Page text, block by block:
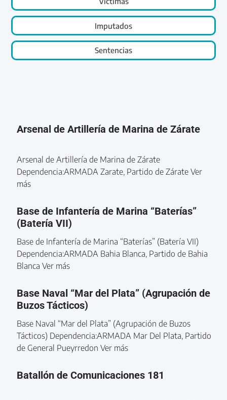
Imputados
Sentencias
Arsenal de Artillería de Marina de Zárate
Arsenal de Artillería de Marina de Zárate
Dependencia:ARMADA Zarate, Partido de Zárate Ver
más
Base de Infantería de Marina “Baterías”
(Batería VII)
Base de Infantería de Marina “Baterías” (Batería VII)
Dependencia:ARMADA Bahia Blanca, Partido de Bahia
Blanca Ver más
Base Naval “Mar del Plata” (Agrupación de
Buzos Tácticos)
Base Naval “Mar del Plata” (Agrupación de Buzos
Tácticos) Dependencia:ARMADA Mar Del Plata, Partido
de General Pueyrredon Ver más
Batallón de Comunicaciones 181